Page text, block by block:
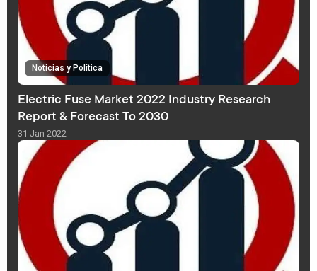
Noticias y Política
Electric Fuse Market 2022 Industry Research
Report & Forecast To 2030
31 Jan 2022